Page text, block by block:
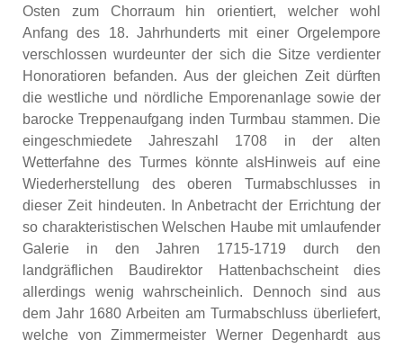
Osten zum Chorraum hin orientiert, welcher wohl
Anfang des 18. Jahrhunderts mit einer Orgelempore
verschlossen wurdeunter der sich die Sitze verdienter
Honoratioren befanden. Aus der gleichen Zeit dürften
die westliche und nördliche Emporenanlage sowie der
barocke Treppenaufgang inden Turmbau stammen. Die
eingeschmiedete Jahreszahl 1708 in der alten
Wetterfahne des Turmes könnte alsHinweis auf eine
Wiederherstellung des oberen Turmabschlusses in
dieser Zeit hindeuten. In Anbetracht der Errichtung der
so charakteristischen Welschen Haube mit umlaufender
Galerie in den Jahren 1715-1719 durch den
landgräflichen Baudirektor Hattenbachscheint dies
allerdings wenig wahrscheinlich. Dennoch sind aus
dem Jahr 1680 Arbeiten am Turmabschluss überliefert,
welche von Zimmermeister Werner Degenhardt aus